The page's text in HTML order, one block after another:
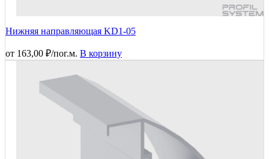
Нижняя направляющая KD1-05
от 163,00 ₽/пог.м. В корзину